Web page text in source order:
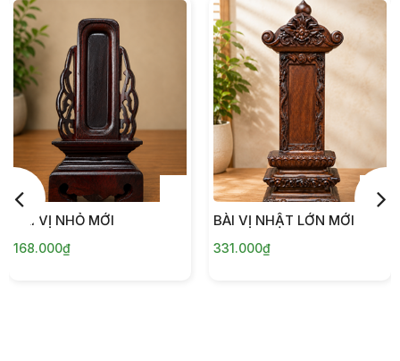
BÀI VỊ NHỎ MỚI
168.000₫
BÀI VỊ NHẬT LỚN MỚI
331.000₫